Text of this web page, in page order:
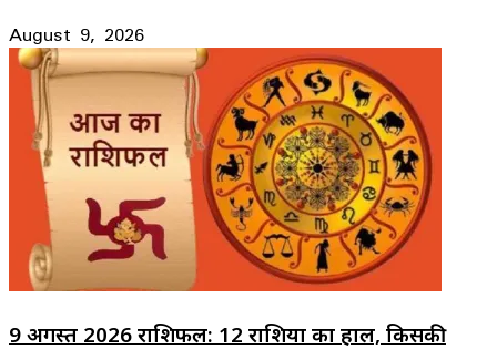
August 9, 2026
9 अगस्त 2026 राशिफल: 12 राशियों का हाल, किसकी